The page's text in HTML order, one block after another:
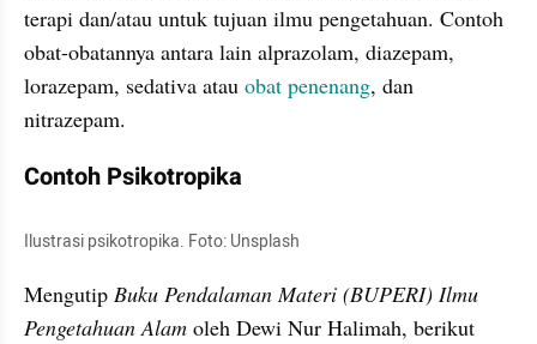
terapi dan/atau untuk tujuan ilmu pengetahuan. Contoh
obat-obatannya antara lain alprazolam, diazepam,
lorazepam, sedativa atau obat penenang, dan
nitrazepam.
Contoh Psikotropika
Ilustrasi psikotropika. Foto: Unsplash
Mengutip Buku Pendalaman Materi (BUPERI) Ilmu
Pengetahuan Alam oleh Dewi Nur Halimah, berikut